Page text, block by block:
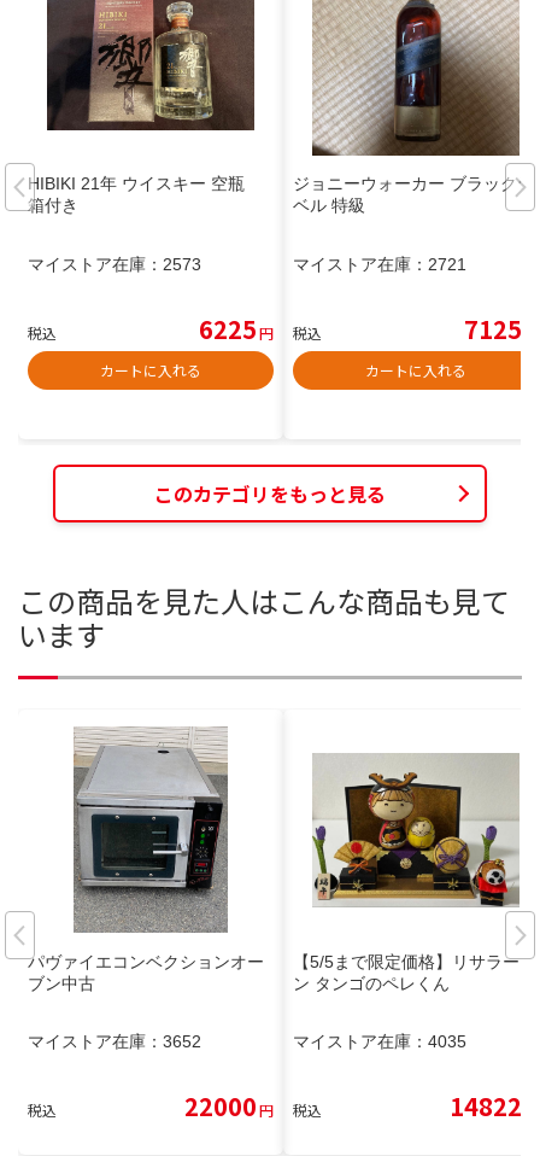
HIBIKI 21年 ウイスキー 空瓶
箱付き
マイストア在庫： 2573
税込 6225円
カートに入れる
ジョニーウォーカー ブラックラ
ベル 特級
マイストア在庫： 2721
税込 7125
カートに入れる
このカテゴリをもっと見る
この商品を見た人はこんな商品も見て
います
パヴァイエコンベクションオー
ブン中古
マイストア在庫： 3652
税込 22000円
【5/5まで限定価格】リサラーソ
ン タンゴのペレくん
マイストア在庫： 4035
税込 14822